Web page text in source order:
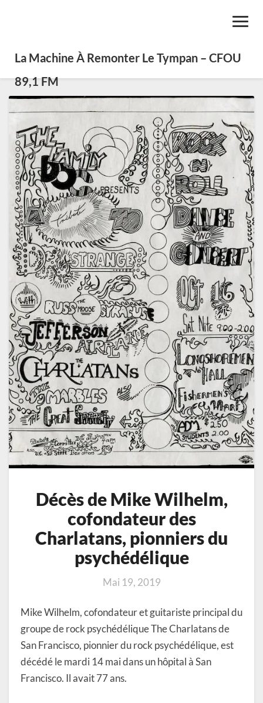
Toggle
La Machine À Remonter Le Tympan – CFOU
89,1 FM
Décès
de
Mike
Wilhelm,
cofondateur
des
Charlatans,
pionniers
du
psychédélique
Décès de Mike Wilhelm,
cofondateur des
Charlatans, pionniers du
psychédélique
Mai 19, 2019
Mike Wilhelm, cofondateur et guitariste principal du
groupe de rock psychédélique The Charlatans de
San Francisco, pionnier du rock psychédélique, est
décédé le mardi 14 mai dans un hôpital à San
Francisco. Il avait 77 ans.